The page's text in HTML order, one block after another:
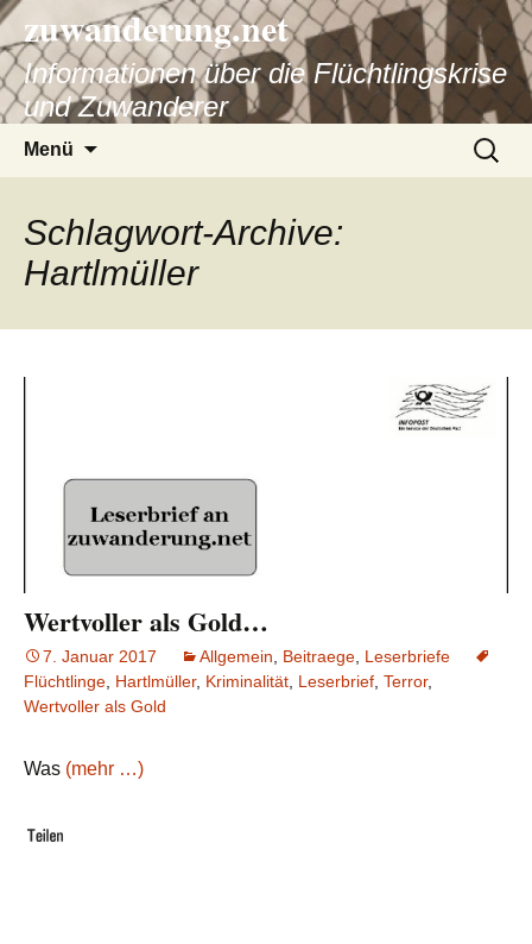
zuwanderung.net
Informationen über die Flüchtlingskrise
und Zuwanderer
Menü
Suche
nach:
Schlagwort-Archive:
Hartlmüller
Wertvoller als Gold…
7. Januar 2017 Allgemein, Beitraege, Leserbriefe
Flüchtlinge, Hartlmüller, Kriminalität, Leserbrief, Terror,
Wertvoller als Gold
Was (mehr …)